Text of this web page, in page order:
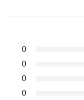
0
0
0
0